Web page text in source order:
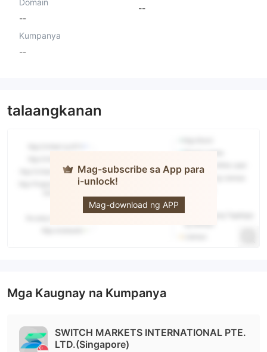
Domain
--
--
Kumpanya
--
talaangkanan
Mag-subscribe sa App para
i-unlock!
Mag-download ng APP
Mga Kaugnay na Kumpanya
SWITCH MARKETS INTERNATIONAL PTE.
LTD.(Singapore)